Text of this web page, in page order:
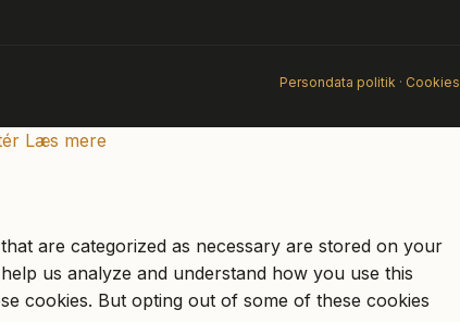
Persondata politik · Cookies
Læs mere
are categorized as necessary are stored on your
us analyze and understand how you use this
cookies. But opting out of some of these cookies